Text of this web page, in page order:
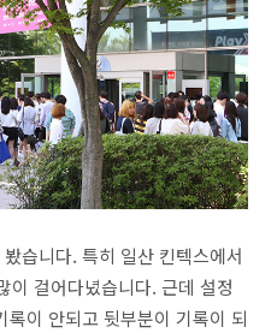
습니다. 특히 일산 킨텍스에서
걸어다녔습니다. 근데 설정
이 안되고 뒷부분이 기록이 되